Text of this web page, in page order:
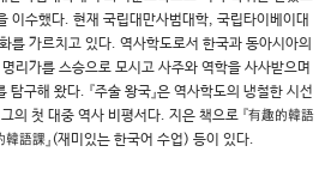
학습과정 소개
모집요강
수강신청하기
지사항
이수했다. 현재 국립대만사범대학, 국립타이베이대
를 가르치고 있다. 역사학도로서 한국과 동아시아의
리가를 스승으로 모시고 사주와 역학을 사사받으며
구해 왔다. 『주술 왕국』은 역사학도의 냉철한 시선
의 첫 대중 역사 비평서다. 지은 책으로 『有趣的韓語
韓語課』(재미있는 한국어 수업) 등이 있다.